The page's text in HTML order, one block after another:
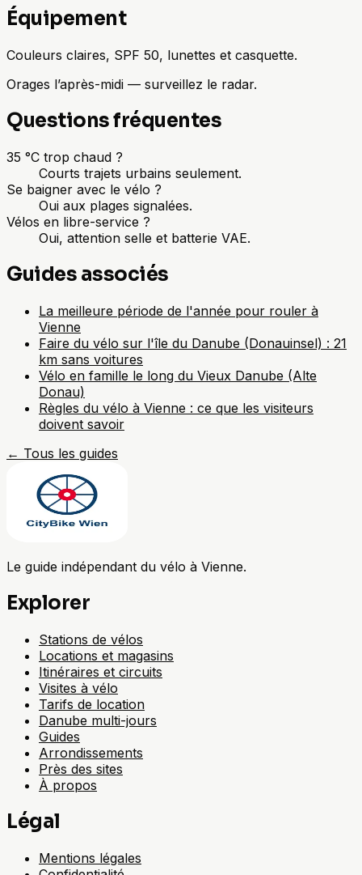
Équipement
Couleurs claires, SPF 50, lunettes et casquette.
Orages l’après-midi — surveillez le radar.
Questions fréquentes
35 °C trop chaud ?
Courts trajets urbains seulement.
Se baigner avec le vélo ?
Oui aux plages signalées.
Vélos en libre-service ?
Oui, attention selle et batterie VAE.
Guides associés
La meilleure période de l'année pour rouler à
Vienne
Faire du vélo sur l'île du Danube (Donauinsel) : 21
km sans voitures
Vélo en famille le long du Vieux Danube (Alte
Donau)
Règles du vélo à Vienne : ce que les visiteurs
doivent savoir
← Tous les guides
Le guide indépendant du vélo à Vienne.
Explorer
Stations de vélos
Locations et magasins
Itinéraires et circuits
Visites à vélo
Tarifs de location
Danube multi-jours
Guides
Arrondissements
Près des sites
À propos
Légal
Mentions légales